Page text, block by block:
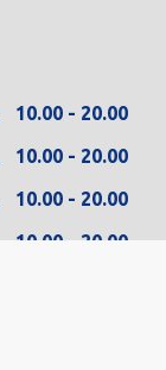
10.00 - 20.00
10.00 - 20.00
10.00 - 20.00
10.00 - 20.00